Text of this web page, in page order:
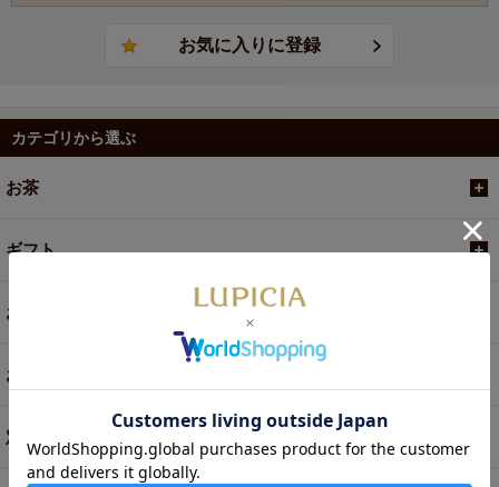
カテゴリから選ぶ
お茶
ギフト
お菓子・食品・飲料
お買い得商品
定期便